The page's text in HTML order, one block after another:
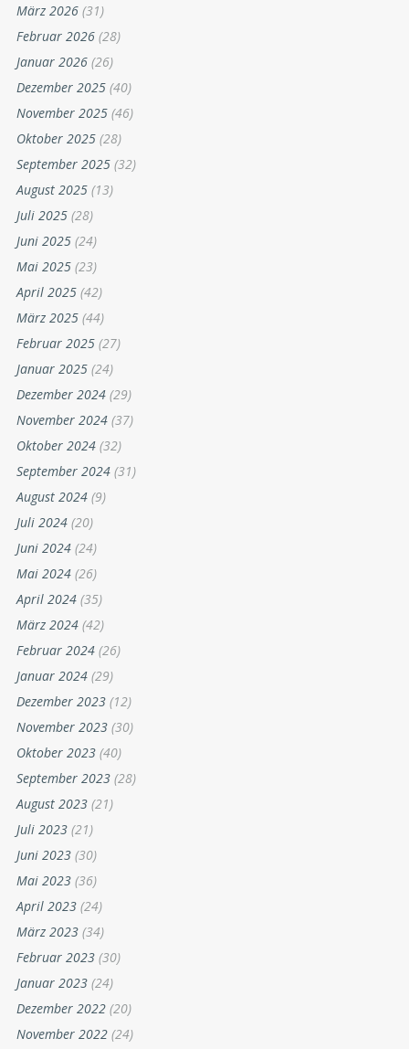
März 2026 (31)
Februar 2026 (28)
Januar 2026 (26)
Dezember 2025 (40)
November 2025 (46)
Oktober 2025 (28)
September 2025 (32)
August 2025 (13)
Juli 2025 (28)
Juni 2025 (24)
Mai 2025 (23)
April 2025 (42)
März 2025 (44)
Februar 2025 (27)
Januar 2025 (24)
Dezember 2024 (29)
November 2024 (37)
Oktober 2024 (32)
September 2024 (31)
August 2024 (9)
Juli 2024 (20)
Juni 2024 (24)
Mai 2024 (26)
April 2024 (35)
März 2024 (42)
Februar 2024 (26)
Januar 2024 (29)
Dezember 2023 (12)
November 2023 (30)
Oktober 2023 (40)
September 2023 (28)
August 2023 (21)
Juli 2023 (21)
Juni 2023 (30)
Mai 2023 (36)
April 2023 (24)
März 2023 (34)
Februar 2023 (30)
Januar 2023 (24)
Dezember 2022 (20)
November 2022 (24)